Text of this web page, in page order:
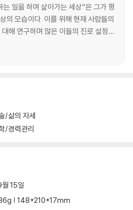
로 간단한 해답
기
일을 하며 살아가는 세상”은 그가 평
의 모습이다. 이를 위해 현재 사람들의
해 연구하며 많은 이들의 진로 설정과
널〉의 ‘라이징 스타’ 코너에 ‘한 사람의
도 했다. ‘모두가 생애 한 번
/삶의 자세
/경력관리
15일
| 148*210*17mm